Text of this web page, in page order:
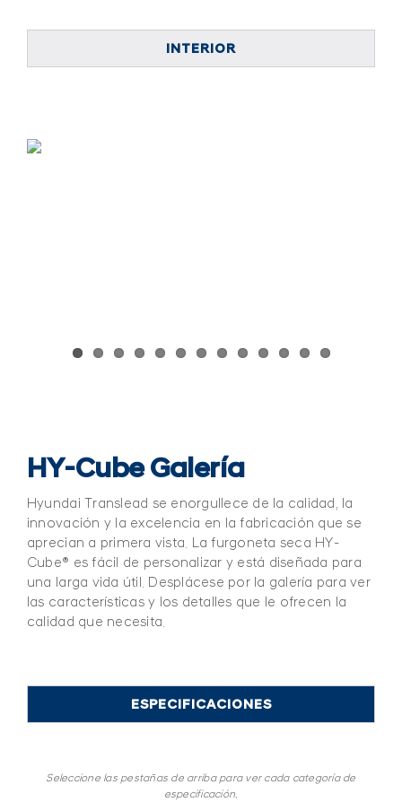
INTERIOR
HY-Cube Galería
Hyundai Translead se enorgullece de la calidad, la
innovación y la excelencia en la fabricación que se
aprecian a primera vista. La furgoneta seca HY-
Cube® es fácil de personalizar y está diseñada para
una larga vida útil. Desplácese por la galería para ver
las características y los detalles que le ofrecen la
calidad que necesita.
ESPECIFICACIONES
Seleccione las pestañas de arriba para ver cada categoría de
especificación.